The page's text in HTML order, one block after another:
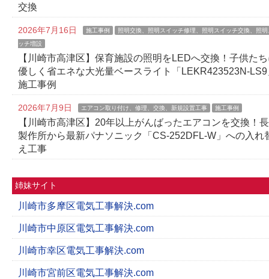
交換
2026年7月16日 施工事例
照明交換、照明スイッチ修理、照明スイッチ交換、照明
ッチ増設
【川崎市高津区】保育施設の照明をLEDへ交換！子供た
優しく省エネな大光量ベースライト「LEKR423523N-LS9
施工事例
2026年7月9日 エアコン取り付け、修理、交換、新規設置工事 施工事例
【川崎市高津区】20年以上がんばったエアコンを交換！
製作所から最新パナソニック「CS-252DFL-W」への入れ
え工事
姉妹サイト
川崎市多摩区電気工事解決.com
川崎市中原区電気工事解決.com
川崎市幸区電気工事解決.com
川崎市宮前区電気工事解決.com